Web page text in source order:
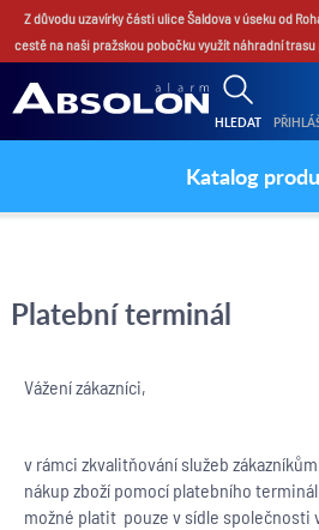
Z důvodu uzavírky části ulice Šaldova v úseku od
cestě na naši pražskou pobočku využít náhradní
HLEDAT
Katalog
Platební terminál
Vážení zákazníci,
v rámci zkvalitňování služeb
nákup zboží pomocí platebního
možné platit pouze v sídle společnosti